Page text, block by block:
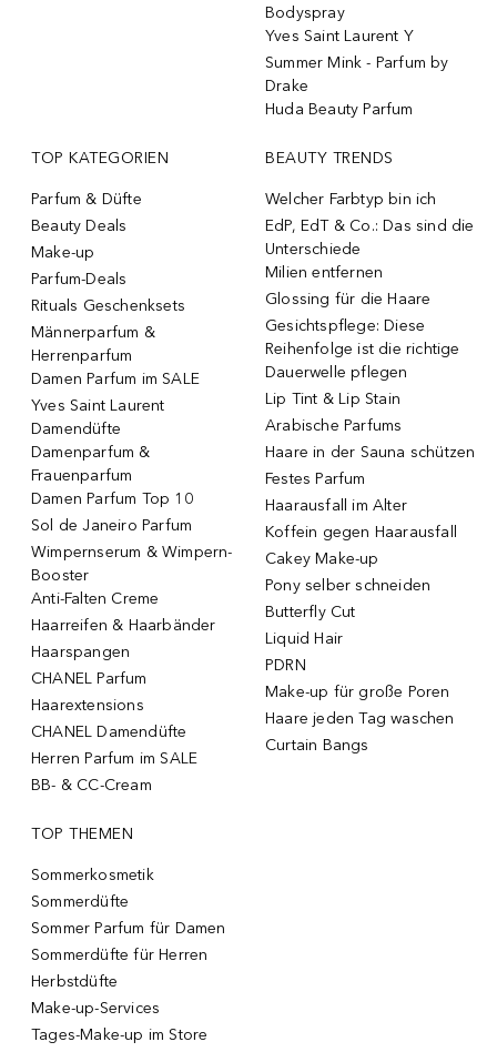
Bodyspray
Yves Saint Laurent Y
Summer Mink - Parfum by
Drake
Huda Beauty Parfum
TOP KATEGORIEN
Parfum & Düfte
Beauty Deals
Make-up
Parfum-Deals
Rituals Geschenksets
Männerparfum &
Herrenparfum
Damen Parfum im SALE
Yves Saint Laurent
Damendüfte
Damenparfum &
Frauenparfum
Damen Parfum Top 10
Sol de Janeiro Parfum
Wimpernserum & Wimpern-
Booster
Anti-Falten Creme
Haarreifen & Haarbänder
Haarspangen
CHANEL Parfum
Haarextensions
CHANEL Damendüfte
Herren Parfum im SALE
BB- & CC-Cream
BEAUTY TRENDS
Welcher Farbtyp bin ich
EdP, EdT & Co.: Das sind die
Unterschiede
Milien entfernen
Glossing für die Haare
Gesichtspflege: Diese
Reihenfolge ist die richtige
Dauerwelle pflegen
Lip Tint & Lip Stain
Arabische Parfums
Haare in der Sauna schützen
Festes Parfum
Haarausfall im Alter
Koffein gegen Haarausfall
Cakey Make-up
Pony selber schneiden
Butterfly Cut
Liquid Hair
PDRN
Make-up für große Poren
Haare jeden Tag waschen
Curtain Bangs
TOP THEMEN
Sommerkosmetik
Sommerdüfte
Sommer Parfum für Damen
Sommerdüfte für Herren
Herbstdüfte
Make-up-Services
Tages-Make-up im Store